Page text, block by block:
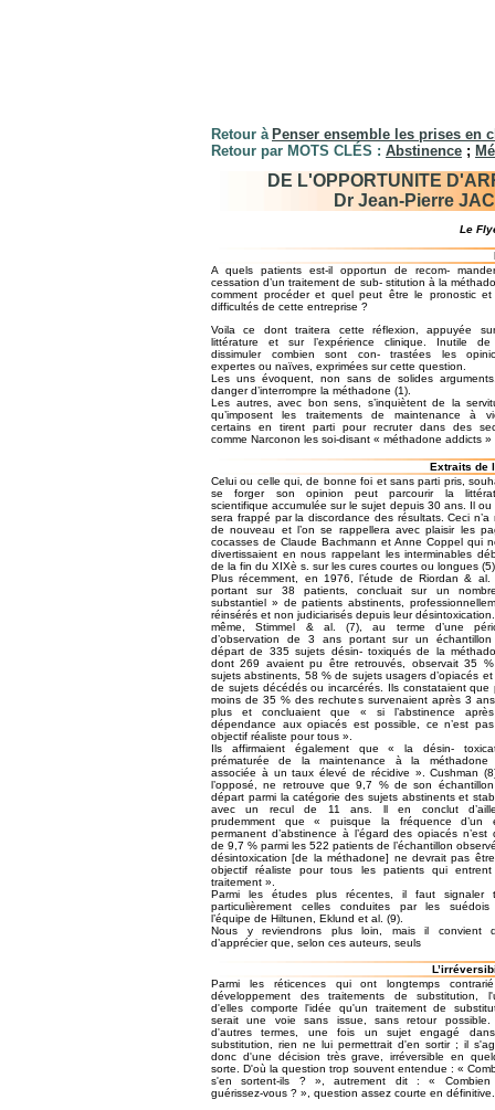
Retour à Penser ensemble les prises en
Retour par MOTS CLÉS : Abstinence ;
DE L'OPPORTUNITE
Dr Jean-Pierre
Le
A quels patients est-il opportun de recom-
cessation d’un traitement de sub- stitution à la
comment procéder et quel peut être le pronostic et
difficultés de cette entreprise ?
Voila ce dont traitera cette réflexion, appuyée
littérature et sur l’expérience clinique. Inutile
dissimuler combien sont con- trastées les
expertes ou naïves, exprimées sur cette question.
Les uns évoquent, non sans de solides
danger d’interrompre la méthadone (1).
Les autres, avec bon sens, s’inquiètent de la
qu’imposent les traitements de maintenance à
certains en tirent parti pour recruter dans des
comme Narconon les soi-disant « méthadone addicts »
Extraits de
Celui ou celle qui, de bonne foi et sans parti pris,
se forger son opinion peut parcourir la
scientifique accumulée sur le sujet depuis 30 ans. Il ou
sera frappé par la discordance des résultats. Ceci n’a
de nouveau et l’on se rappellera avec plaisir les
cocasses de Claude Bachmann et Anne Coppel qui
divertissaient en nous rappelant les interminables
de la fin du XIXè s. sur les cures courtes ou longues
Plus récemment, en 1976, l’étude de Riordan & al.
portant sur 38 patients, concluait sur un
substantiel » de patients abstinents,
réinsérés et non judiciarisés depuis leur
même, Stimmel & al. (7), au terme d’une
d’observation de 3 ans portant sur un
départ de 335 sujets désin- toxiqués de la
dont 269 avaient pu être retrouvés, observait 35
sujets abstinents, 58 % de sujets usagers d’opiacés et
de sujets décédés ou incarcérés. Ils constataient que
moins de 35 % des rechutes survenaient après 3
plus et concluaient que « si l’abstinence
dépendance aux opiacés est possible, ce n’est
objectif réaliste pour tous ».
Ils affirmaient également que « la désin-
prématurée de la maintenance à la méthadone
associée à un taux élevé de récidive ». Cushman
l’opposé, ne retrouve que 9,7 % de son
départ parmi la catégorie des sujets abstinents et
avec un recul de 11 ans. ll en conclut
prudemment que « puisque la fréquence d’un
permanent d’abstinence à l’égard des opiacés n’est
de 9,7 % parmi les 522 patients de l’échantillon
désintoxication [de la méthadone] ne devrait pas
objectif réaliste pour tous les patients qui
traitement ».
Parmi les études plus récentes, il faut signaler
particulièrement celles conduites par les
l’équipe de Hiltunen, Eklund et al. (9).
Nous y reviendrons plus loin, mais il convient
d’apprécier que, selon ces auteurs, seuls
Parmi les réticences qui ont longtemps
développement des traitements de substitution,
d'elles comporte l'idée qu'un traitement de
serait une voie sans issue, sans retour possible.
d'autres termes, une fois un sujet engagé
substitution, rien ne lui permettrait d'en sortir ; il
donc d'une décision très grave, irréversible en
sorte. D'où la question trop souvent entendue : «
s'en sortent-ils ? », autrement dit : «
guérissez-vous ? », question assez courte en définitive.